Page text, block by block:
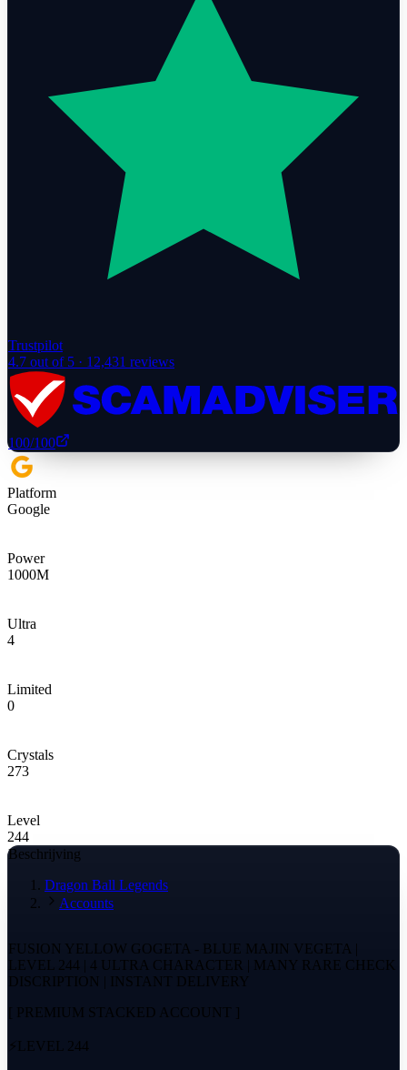
Trustpilot
4.7 out of 5 · 12,431 reviews
100/100
Platform
Google
Power
1000M
Ultra
4
Limited
0
Crystals
273
Level
244
Beschrijving
Dragon Ball Legends
Accounts
FUSION YELLOW GOGETA - BLUE MAJIN VEGETA |
LEVEL 244 | 4 ULTRA CHARACTER | MANY RARE CHECK
DISCRIPTION | INSTANT DELIVERY
[ PREMIUM STACKED ACCOUNT ]
⚡️LEVEL 244